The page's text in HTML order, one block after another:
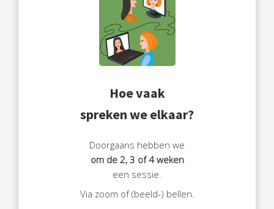
Hoe vaak
spreken we elkaar?
Doorgaans hebben we
om de 2, 3 of 4 weken
een sessie.
Via zoom of (beeld-) bellen.